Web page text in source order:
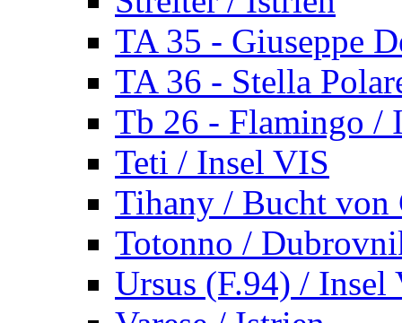
TA 35 - Giuseppe
TA 36 - Stella
Tb 26 - Flamingo /
Teti / Insel VIS
Tihany / Bucht von
Totonno /
Ursus (F.94) / Insel